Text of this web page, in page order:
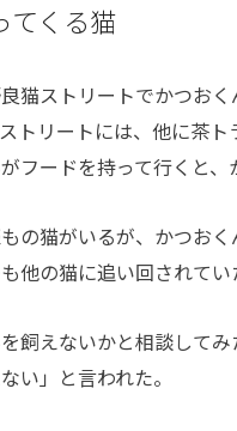
てくる猫
猫ストリートでかつお
トリートには、他に茶
フードを持って行くと
の猫がいるが、かつお
他の猫に追い回されてい
飼えないかと相談してみ
い」と言われた。